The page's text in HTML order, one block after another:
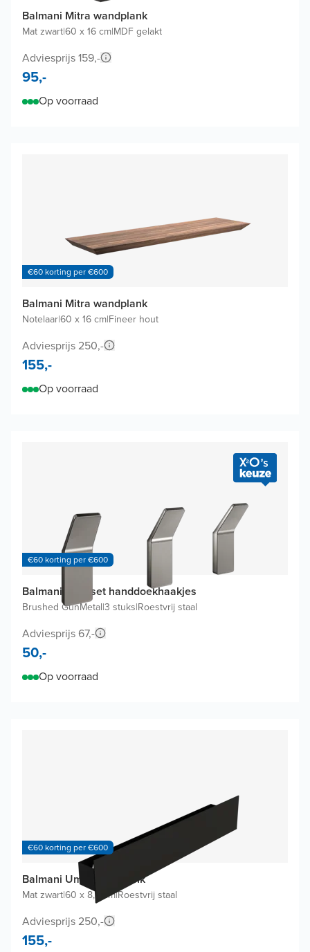
Balmani Mitra wandplank
Mat zwart|60 x 16 cm|MDF gelakt
Adviesprijs 159,-
95,-
Op voorraad
€60 korting per €600
Balmani Mitra wandplank
Notelaar|60 x 16 cm|Fineer hout
Adviesprijs 250,-
155,-
Op voorraad
€60 korting per €600
Balmani Amo set handdoekhaakjes
Brushed GunMetal|3 stuks|Roestvrij staal
Adviesprijs 67,-
50,-
Op voorraad
€60 korting per €600
Balmani Uma wandplank
Mat zwart|60 x 8,5 cm|Roestvrij staal
Adviesprijs 250,-
155,-